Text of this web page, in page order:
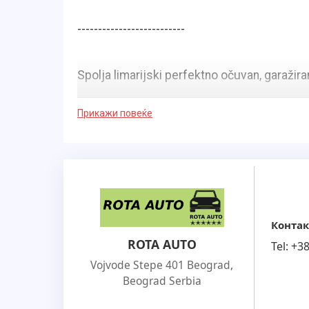
--------------------------
Spolja limarijski perfektno očuvan,
Enterijer očuvan maximalno
Tehnički i mehanički vozilo je potpuno
● Od trenutnih ulaganja potrebno je uraditi
Motor, kvačilo i menjač sve potpuno
Прикажи повеќе
ROTA AUTO
Vojvode Stepe 401 Beograd,
Beograd Serbia
Tel: